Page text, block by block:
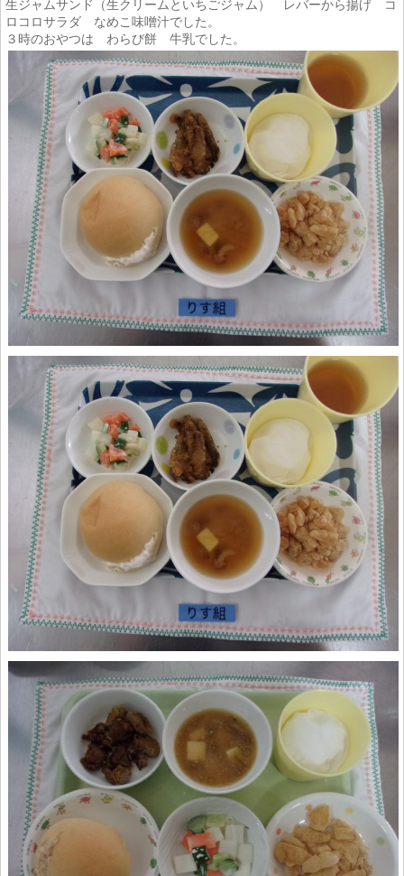
生ジャムサンド（生クリームといちごジャム） レバーから揚げ コ
ロコロサラダ なめこ味噌汁でした。
３時のおやつは わらび餅 牛乳でした。